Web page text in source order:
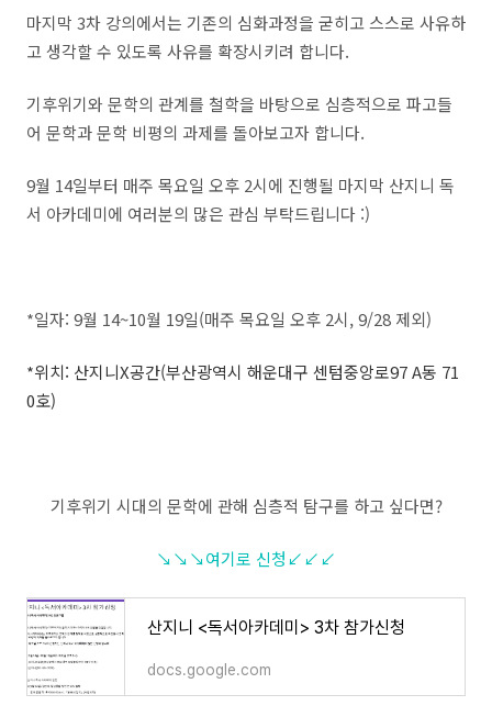
마지막 3차 강의에서는 기존의 심화과정을 굳히고 스스로 사유하
고 생각할 수 있도록 사유를 확장시키려 합니다.
기후위기와 문학의 관계를 철학을 바탕으로 심층적으로 파고들
어 문학과 문학 비평의 과제를 돌아보고자 합니다.
9월 14일부터 매주 목요일 오후 2시에 진행될 마지막 산지니 독
서 아카데미에 여러분의 많은 관심 부탁드립니다 :)
*일자: 9월 14~10월 19일(매주 목요일 오후 2시, 9/28 제외)
*위치: 산지니X공간(부산광역시 해운대구 센텀중앙로97 A동 71
0호)
기후위기 시대의 문학에 관해 심층적 탐구를 하고 싶다면?
↘↘↘여기로 신청↙↙↙
산지니 <독서아카데미> 3차 참가신청
docs.google.com